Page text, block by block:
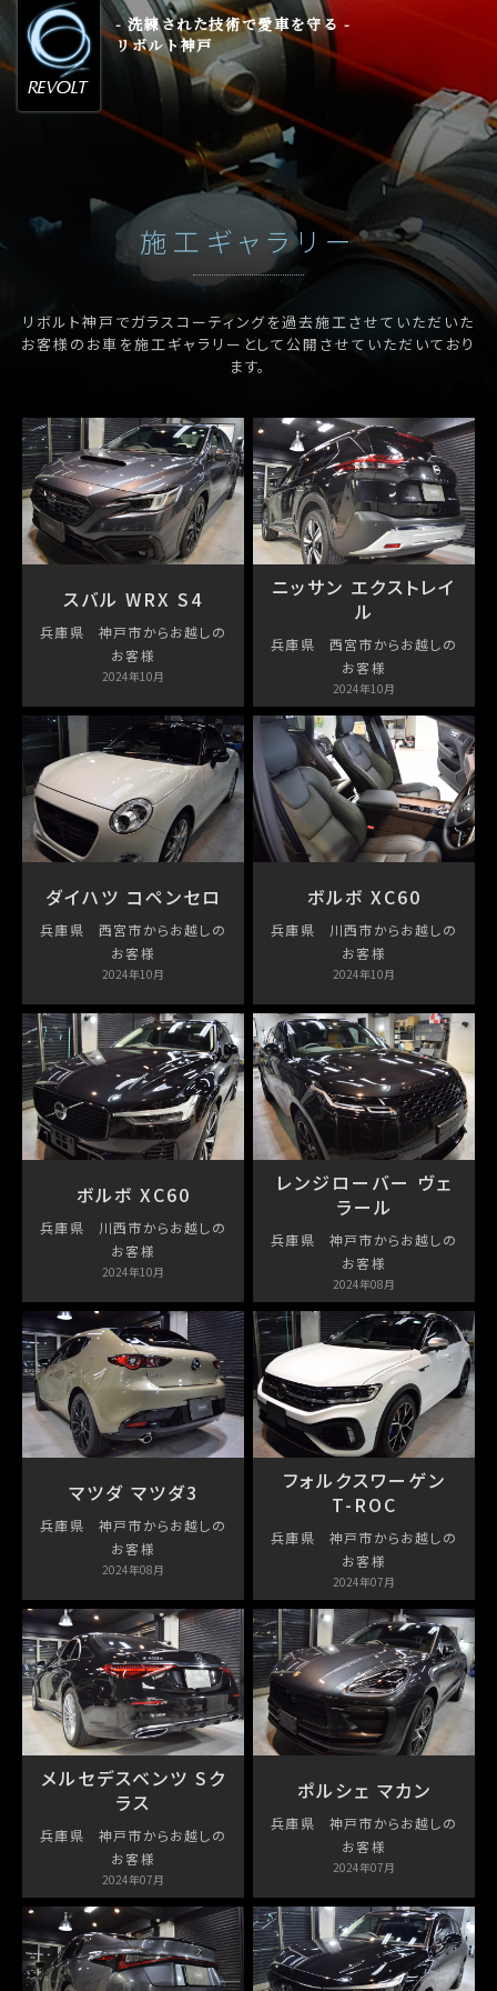
- 洗練された技術で愛車を守る -
リボルト神戸
施工ギャラリー
リボルト神戸でガラスコーティングを過去施工させていただいた
お客様のお車を施工ギャラリーとして公開させていただいており
ます。
スバル WRX S4
兵庫県 神戸市からお越しの
お客様
2024年10月
ニッサン エクストレイ
ル
兵庫県 西宮市からお越しの
お客様
2024年10月
ダイハツ コペンセロ
兵庫県 西宮市からお越しの
お客様
2024年10月
ボルボ XC60
兵庫県 川西市からお越しの
お客様
2024年10月
ボルボ XC60
兵庫県 川西市からお越しの
お客様
2024年10月
レンジローバー ヴェ
ラール
兵庫県 神戸市からお越しの
お客様
2024年08月
マツダ マツダ3
兵庫県 神戸市からお越しの
お客様
2024年08月
フォルクスワーゲン
T-ROC
兵庫県 神戸市からお越しの
お客様
2024年07月
メルセデスベンツ Sク
ラス
兵庫県 神戸市からお越しの
お客様
2024年07月
ポルシェ マカン
兵庫県 神戸市からお越しの
お客様
2024年07月